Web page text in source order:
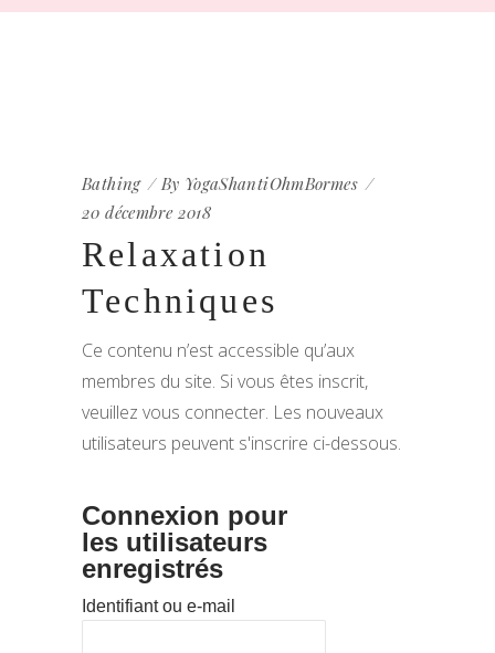
Bathing By YogaShantiOhmBormes
20 décembre 2018
Relaxation
Techniques
Ce contenu n’est accessible qu’aux
membres du site. Si vous êtes inscrit,
veuillez vous connecter. Les nouveaux
utilisateurs peuvent s'inscrire ci-dessous.
Connexion pour
les utilisateurs
enregistrés
Identifiant ou e-mail